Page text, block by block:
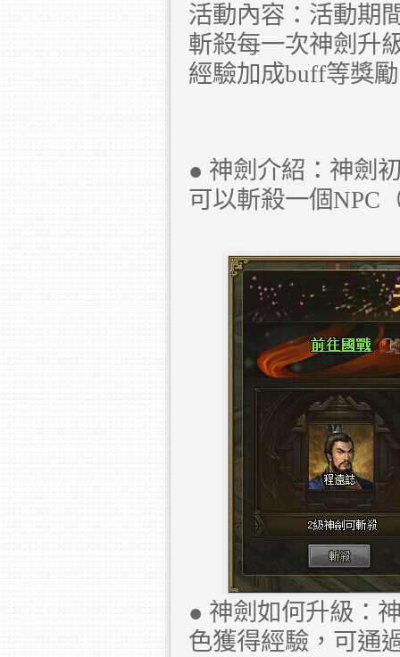
活動內容：活動期
斬殺每一次神劍升
經驗加成buff等獎
● 神劍介紹：神劍
可以斬殺一個NPC
● 神劍如何升級：
色獲得經驗，可通